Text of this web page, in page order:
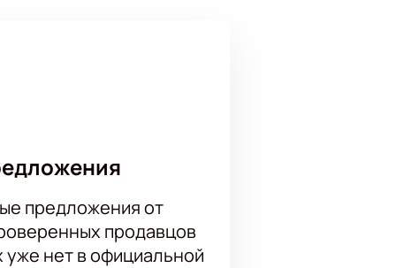
оркестра MusicAeterna под
по Матфею», дирижер
музыкой и
предложения от
продавцов
нет в официальной